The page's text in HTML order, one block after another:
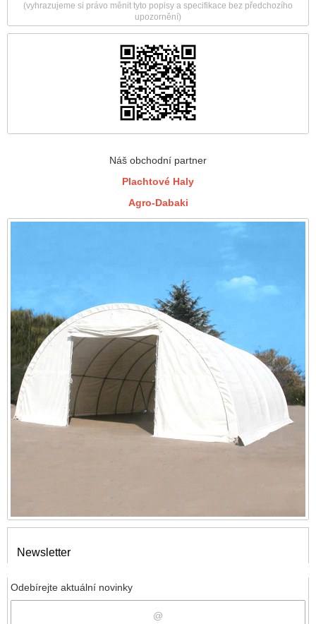
Náš obchodní partner
Plachtové Haly
Agro-Dabaki
(vyhrazujeme si právo měnit tyto popisy a specifikace bez předchozího
upozornění)
Newsletter
Odebírejte aktuální novinky